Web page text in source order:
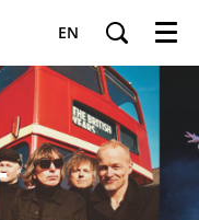
EN Menu